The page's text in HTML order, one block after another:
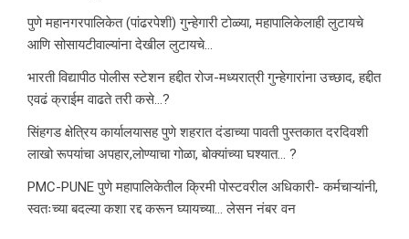
पुणे महानगरपालिकेत (पांढरपेशी) गुन्हेगारी टोळ्या, महापालिकेलाही लुटायचे
आणि सोसायटीवाल्यांना देखील लुटायचे…
भारती विद्यापीठ पोलीस स्टेशन हद्दीत रोज-मध्यरात्री गुन्हेगारांना उच्छाद, हद्दीत
एवढं क्राईम वाढते तरी कसे…?
सिंहगड क्षेत्रिय कार्यालयासह पुणे शहरात दंडाच्या पावती पुस्तकात दरदिवशी
लाखो रूपयांचा अपहार,लोण्याचा गोळा, बोक्यांच्या घश्यात… ?
PMC-PUNE पुणे महापालिकेतील क्रिमी पोस्टवरील अधिकारी- कर्मचाऱ्यांनी,
स्वतःच्या बदल्या कशा रद्द करून घ्यायच्या… लेसन नंबर वन